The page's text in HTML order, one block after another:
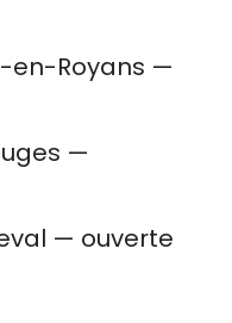
en-Royans —
—
— ouverte